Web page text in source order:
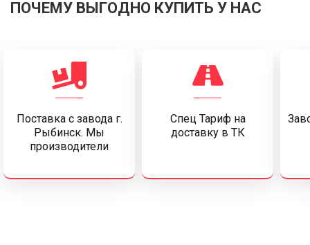
ПОЧЕМУ ВЫГОДНО КУПИТЬ У НАС
Поставка c завода г.
Рыбинск. Мы
производители
Спец Тариф на
доставку в ТК